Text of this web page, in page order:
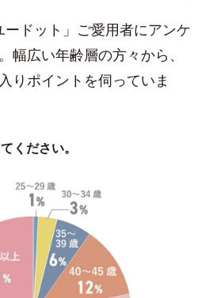
ドット」ご愛用者にアンケ
幅広い年齢層の方々から、
りポイントを伺っていま
ください。